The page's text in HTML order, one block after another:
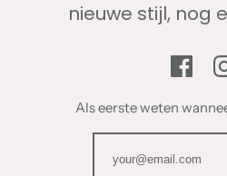
nieuwe stijl, nog
Als eerste weten